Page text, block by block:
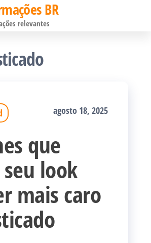
BR
relevantes
agosto 18, 2025
que
look
mais caro